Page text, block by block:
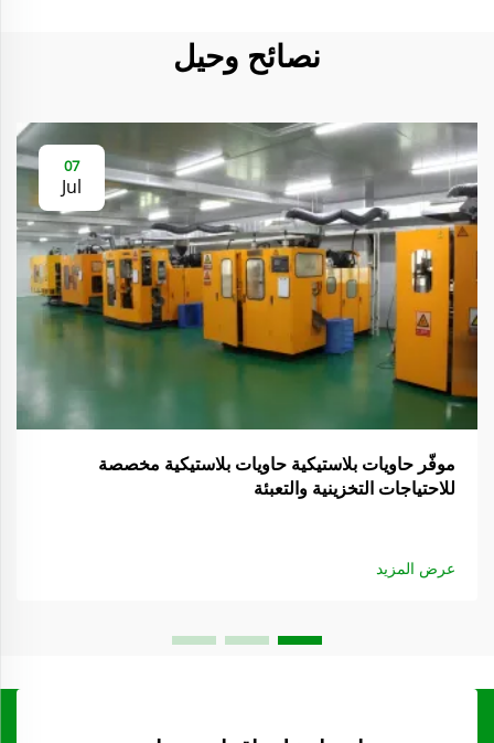
نصائح وحيل
07
Jul
موفّر حاويات بلاستيكية حاويات بلاستيكية مخصصة
للاحتياجات التخزينية والتعبئة
عرض المزيد